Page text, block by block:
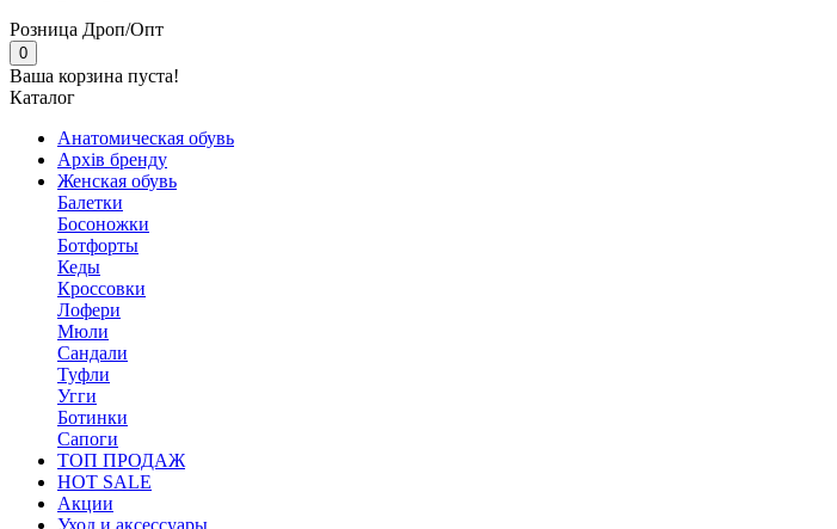
Розница Дроп/Опт
0
Ваша корзина пуста!
Каталог
Анатомическая обувь
Архів бренду
Женская обувь
Балетки
Босоножки
Ботфорты
Кеды
Кроссовки
Лофери
Мюли
Сандали
Туфли
Угги
Ботинки
Сапоги
ТОП ПРОДАЖ
HOT SALE
Акции
Уход и аксессуары